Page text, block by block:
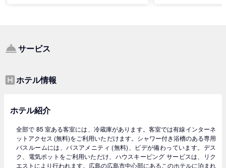
サービス
ホテル情報
ホテル紹介
全部で 85 室ある客室には、冷蔵庫があります。客室では有線インターネ
ットアクセス (無料)をご利用いただけます。シャワー付き浴槽のある専用
バスルームには、バスアメニティ (無料)、ビデが備わっています。デス
ク、電気ポットをご利用いただけ、ハウスキーピング サービスは、リク
エストにより行われます。広島の広島市中心部にあるこのホテルに泊まれ